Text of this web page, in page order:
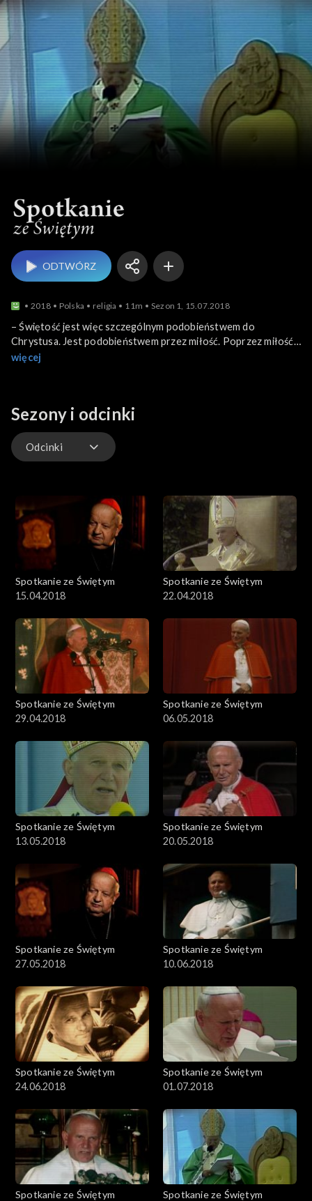
Spotkanie ze Świętym
ODTWÓRZ
2018 Polska religia 11m Sezon 1, 15.07.2018
– Świętość jest więc szczególnym podobieństwem do
Chrystusa. Jest podobieństwem przez miłość. Poprzez miłość
trwamy w Chrystusie, tak jak on sam poprzez miłość trwa w
więcej
Sezony i odcinki
Odcinki
Spotkanie ze Świętym
15.04.2018
Spotkanie ze Świętym
22.04.2018
Spotkanie ze Świętym
29.04.2018
Spotkanie ze Świętym
06.05.2018
Spotkanie ze Świętym
13.05.2018
Spotkanie ze Świętym
20.05.2018
Spotkanie ze Świętym
27.05.2018
Spotkanie ze Świętym
10.06.2018
Spotkanie ze Świętym
24.06.2018
Spotkanie ze Świętym
01.07.2018
Spotkanie ze Świętym
Spotkanie ze Świętym